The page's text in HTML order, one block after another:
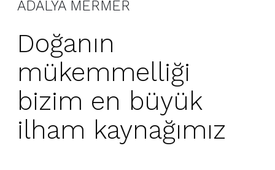
ADALYA MERMER
Doğanın
mükemmelliği
bizim en büyük
ilham kaynağımız